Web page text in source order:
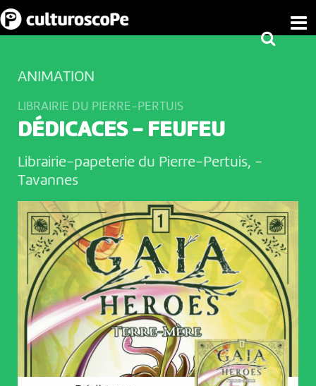
ANIMATION
LIBRAIRIE DU PIERRE-PERTUIS
DÉDICACES - FEUFEU
Librairie-papeterie du Pierre-Pertuis, -
Tavannes